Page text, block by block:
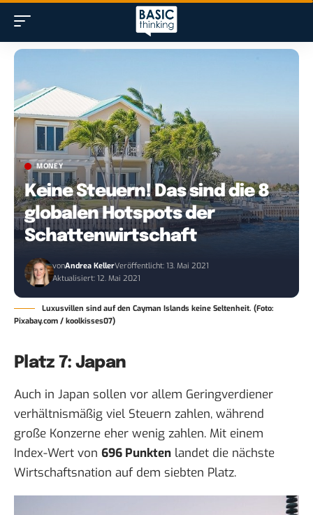
MONEY
Keine Steuern! Das sind die 8
globalen Hotspots der
Schattenwirtschaft
vonAndrea KellerVeröffentlicht: 13. Mai 2021
Aktualisiert: 12. Mai 2021
Luxusvillen sind auf den Cayman Islands keine Seltenheit. (Foto:
Pixabay.com / koolkisses07)
Platz 7: Japan
Auch in Japan sollen vor allem Geringverdiener
verhältnismäßig viel Steuern zahlen, während
große Konzerne eher wenig zahlen. Mit einem
Index-Wert von 696 Punkten landet die nächste
Wirtschaftsnation auf dem siebten Platz.